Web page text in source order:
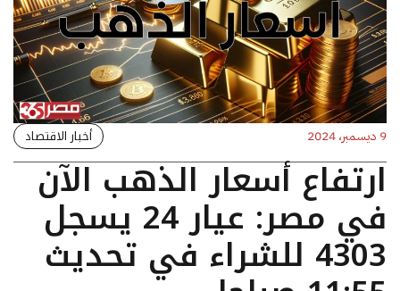
9 ديسمبر، 2024 أخبار الاقتصاد
ارتفاع أسعار الذهب الآن
في مصر: عيار 24 يسجل
4303 للشراء في تحديث